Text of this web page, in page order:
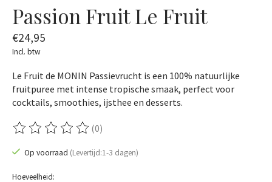
Passion Fruit Le Fruit
€24,95
Incl. btw
Le Fruit de MONIN Passievrucht is een 100% natuurlijke
fruitpuree met intense tropische smaak, perfect voor
cocktails, smoothies, ijsthee en desserts.
De beoordeling van dit product is
(0)
Op voorraad (Levertijd:1-3 dagen)
Hoeveelheid: